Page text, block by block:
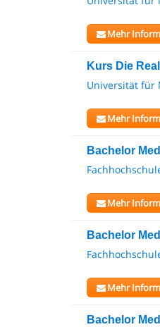
Mehr
Kurs Die
Universität für
Mehr
Bachelor
Mehr
Bachelor
Mehr
Bachelor